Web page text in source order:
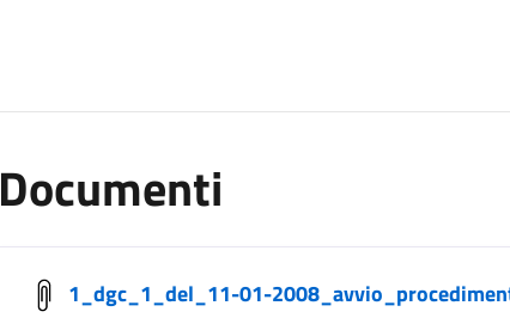
Documenti
1_dgc_1_del_11-01-